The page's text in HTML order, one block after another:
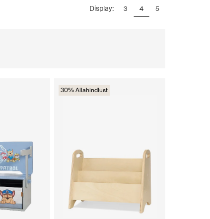
Display: 3 4 5
30% Allahindlust